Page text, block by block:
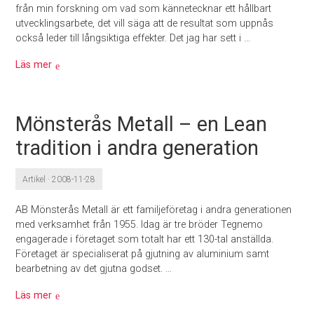
från min forskning om vad som kännetecknar ett hållbart
utvecklingsarbete, det vill säga att de resultat som uppnås
också leder till långsiktiga effekter. Det jag har sett i …
Läs mer
Mönsterås Metall – en Lean
tradition i andra generation
Artikel · 2008-11-28
AB Mönsterås Metall är ett familjeföretag i andra generationen
med verksamhet från 1955. Idag är tre bröder Tegnemo
engagerade i företaget som totalt har ett 130-tal anställda.
Företaget är specialiserat på gjutning av aluminium samt
bearbetning av det gjutna godset. …
Läs mer